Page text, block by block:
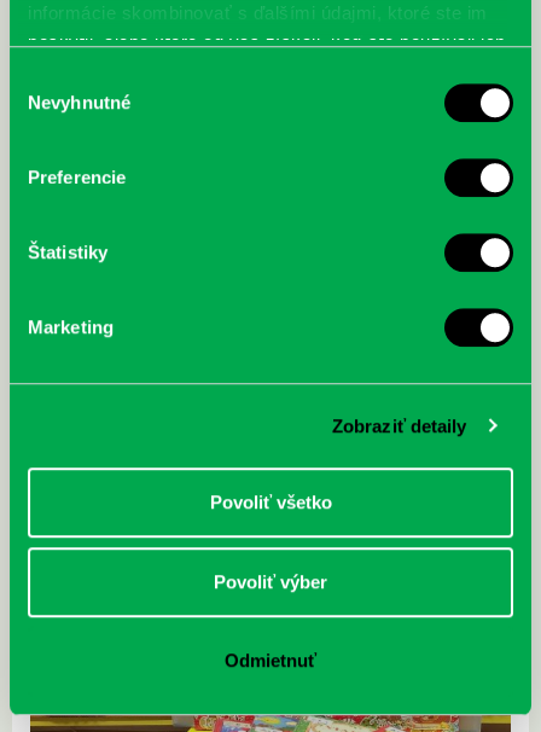
informácie skombinovať s ďalšími údajmi, ktoré ste im
poskytli, alebo ktoré od vás získali, keď ste používali ich
súhlasu
Nevyhnutné
Preferencie
Štatistiky
Marketing
Zobraziť detaily
Povoliť všetko
Povoliť výber
Odmietnuť